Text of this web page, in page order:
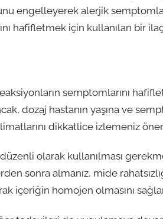
engelleyerek alerjik
hafifletmek için kullanılan bir
semptomlarını
dozaj hastanın yaşına ve
dikkatlice izlemeniz
olarak kullanılması
sonra almanız, mide
içeriğin homojen olmasını